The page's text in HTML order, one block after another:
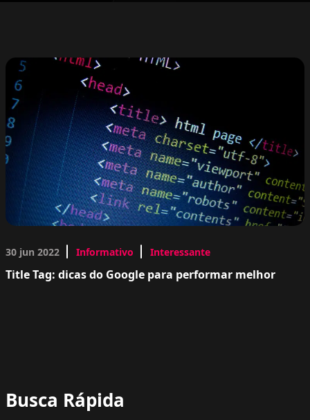
30 jun 2022 Informativo Interessante
Title Tag: dicas do Google para performar melhor
Busca Rápida